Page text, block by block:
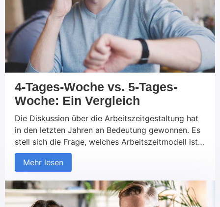
4-Tages-Woche vs. 5-Tages-
Woche: Ein Vergleich
Die Diskussion über die Arbeitszeitgestaltung hat
in den letzten Jahren an Bedeutung gewonnen. Es
stell sich die Frage, welches Arbeitszeitmodell ist
effektiver: Die 4-Tages-Woche oder die
herkömmliche 5-Tages-Woche? In diesem Artikel
Auswirkungen der 4-Tages- und 5-Tages-Woche
auf die Produktivität, die Work-Life-Balance und
Mehr lesen